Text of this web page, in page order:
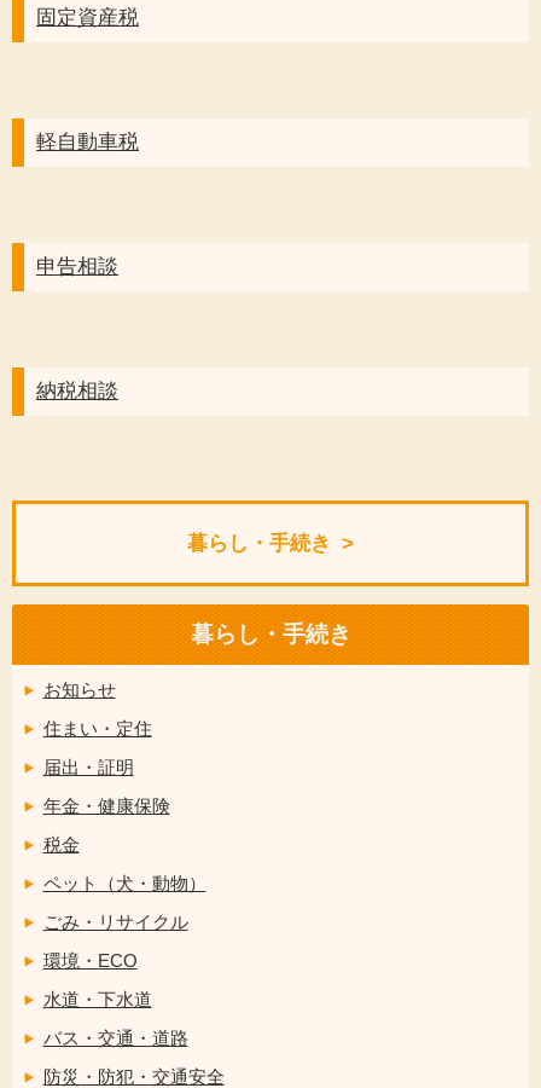
固定資産税
軽自動車税
申告相談
納税相談
暮らし・手続き
暮らし・手続き
お知らせ
住まい・定住
届出・証明
年金・健康保険
税金
ペット（犬・動物）
ごみ・リサイクル
環境・ECO
水道・下水道
バス・交通・道路
防災・防犯・交通安全